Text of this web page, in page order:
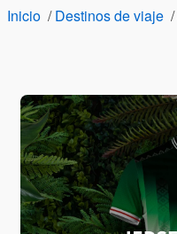
Inicio /Destinos de viaje /
Nombre
(s)
Email
País